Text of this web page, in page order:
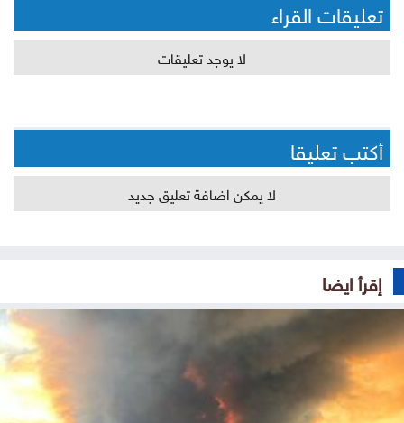
تعليقات القراء
لا يوجد تعليقات
أكتب تعليقا
لا يمكن اضافة تعليق جديد
إقرأ ايضا